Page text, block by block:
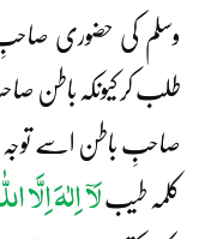
وسلم کی حضوری
طلب کر کیونکہ باطن
صاحبِ باطن اسے توجہ
کلمہ طیبلَآ اِلٰہَ